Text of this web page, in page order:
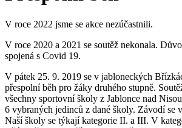
V roce 2022 jsme se akce nezúčastnili.
V roce 2020 a 2021 se soutěž nekonala.
spojená s Covid 19.
V pátek 25. 9. 2019 se v jabloneckých
přespolní běh pro žáky druhého stupně.
všechny sportovní školy z Jablonce nad
6 vybraných jedinců z dané školy. Závodí se
Naší školy se týkají kategorie II. a III. V